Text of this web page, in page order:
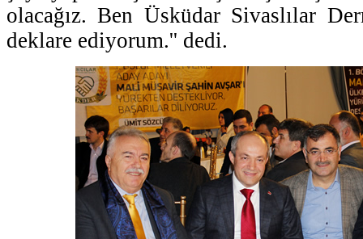
olacağız. Ben Üsküdar Sivaslılar
deklare ediyorum.'' dedi.